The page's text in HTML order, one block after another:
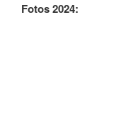
Fotos 2024: